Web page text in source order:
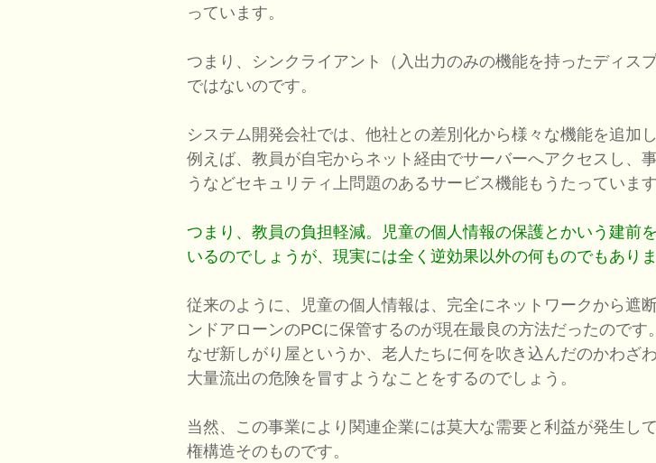
っています。
つまり、シンクライアント（入出力のみの機能を持ったディスプ
ではないのです。
システム開発会社では、他社との差別化から様々な機能を追加し
例えば、教員が自宅からネット経由でサーバーへアクセスし、
うなどセキュリティ上問題のあるサービス機能もうたっています
つまり、教員の負担軽減。児童の個人情報の保護とかいう建前
いるのでしょうが、現実には全く逆効果以外の何ものでもありま
従来のように、児童の個人情報は、完全にネットワークから遮
ンドアローンのPCに保管するのが現在最良の方法だったのです
なぜ新しがり屋というか、老人たちに何を吹き込んだのかわざ
大量流出の危険を冒すようなことをするのでしょう。
当然、この事業により関連企業には莫大な需要と利益が発生し
権構造そのものです。